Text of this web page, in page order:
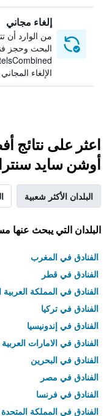
إلغاء مجاني
من الوارد أن
البحث وحجز
الإلغاء المجاني
اعثر على نتائج
أوشن سايد
البلدان الأكثر شعبية
البلدان التي يبحث عنها
الفنادق في المغرب
الفنادق في قطر
الفنادق في المملكة العربية
الفنادق في تركيا
الفنادق في إندونيسيا
الفنادق في الامارات
الفنادق في البحرين
الفنادق في مصر
الفنادق في فرنسا
الفنادق في المملكة المتحدة